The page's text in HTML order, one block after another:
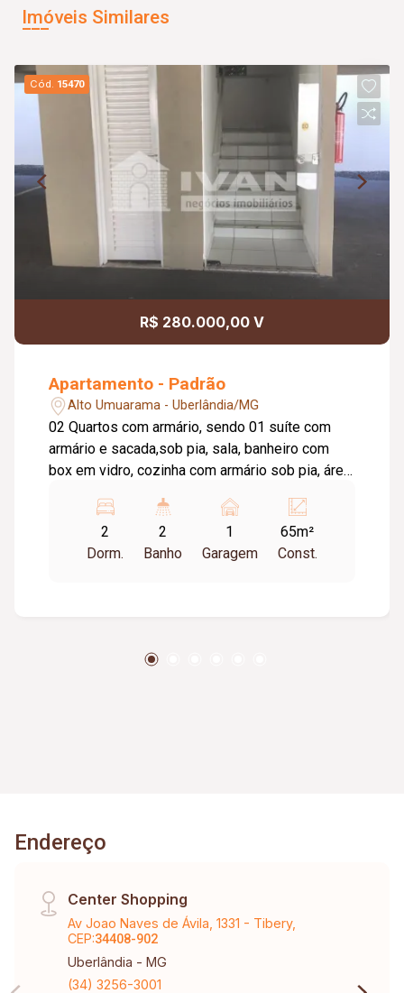
Imóveis Similares
Cód. 15470
R$ 280.000,00 V
Apartamento - Padrão
Alto Umuarama - Uberlândia/MG
02 Quartos com armário, sendo 01 suíte com
armário e sacada,sob pia, sala, banheiro com
box em vidro, cozinha com armário sob pia, área
Aproximadamente.65m². Portão e porteiro
eletrônico, interfone, cerca elétrica,
elevador.Cond. aprox:R$142,50 ***Restrição
2
Dorm.
2
Banho
1
Garagem
65m²
Const.
Endereço
Center Shopping
Av Joao Naves de Ávila, 1331 - Tibery,
CEP:34408-902
Uberlândia - MG
(34) 3256-3001